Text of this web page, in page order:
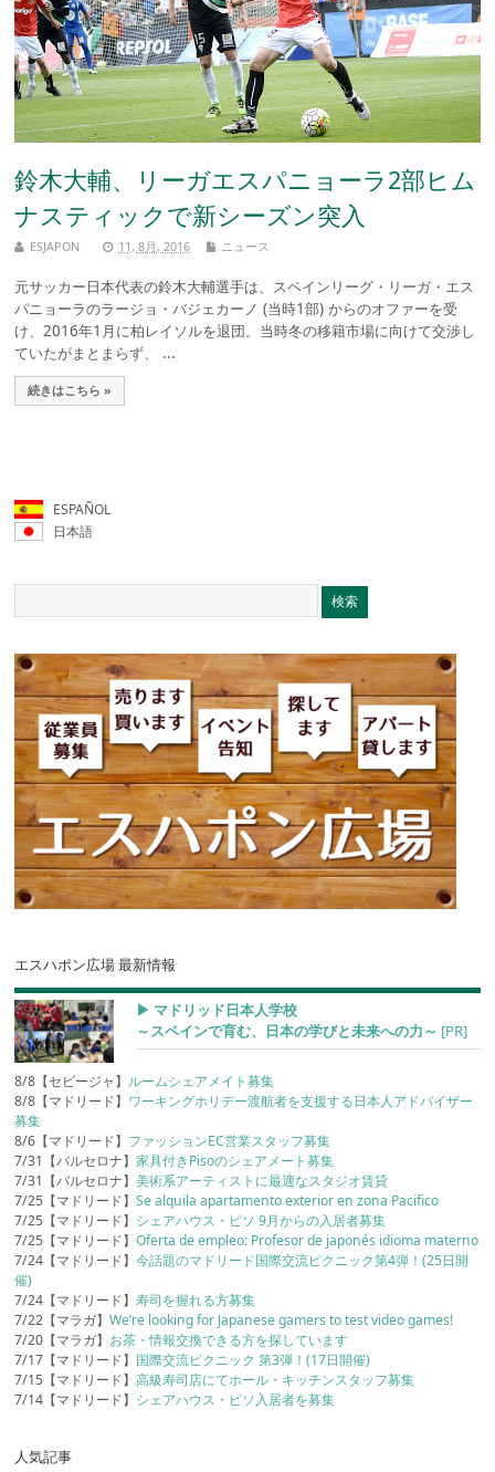
鈴木大輔、リーガエスパニョーラ2部ヒム
ナスティックで新シーズン突入
ESJAPON 11, 8月, 2016 ニュース
元サッカー日本代表の鈴木大輔選手は、スペインリーグ・リーガ・エス
パニョーラのラージョ・バジェカーノ (当時1部) からのオファーを受
け、2016年1月に柏レイソルを退団。当時冬の移籍市場に向けて交渉し
ていたがまとまらず、 ...
続きはこちら »
ESPAÑOL
日本語
エスハポン広場 最新情報
▶︎ マドリッド日本人学校
～スペインで育む、日本の学びと未来への力～ [PR]
8/8【セビージャ】 ルームシェアメイト募集
8/8【マドリード】 ワーキングホリデー渡航者を支援する日本人アドバイザー
募集
8/6【マドリード】 ファッションEC営業スタッフ募集
7/31【バルセロナ】家具付きPisoのシェアメート募集
7/31【バルセロナ】美術系アーティストに最適なスタジオ賃貸
7/25【マドリード】Se alquila apartamento exterior en zona Pacifico
7/25【マドリード】 シェアハウス・ピソ 9月からの入居者募集
7/25【マドリード】Oferta de empleo: Profesor de japonés idioma materno
7/24【マドリード】今話題のマドリード国際交流ピクニック第4弾！(25日開
催)
7/24【マドリード】寿司を握れる方募集
7/22【マラガ】We’re looking for Japanese gamers to test video games!
7/20【マラガ】 お茶・情報交換できる方を探しています
7/17【マドリード】 国際交流ピクニック 第3弾！(17日開催)
7/15【マドリード】高級寿司店にてホール・キッチンスタッフ募集
7/14【マドリード】 シェアハウス・ピソ入居者を募集
人気記事